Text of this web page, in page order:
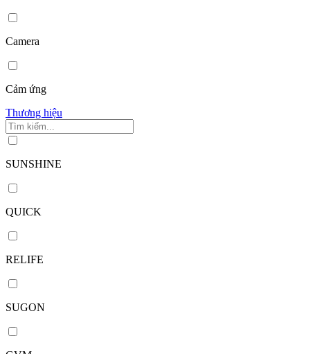
Camera
Cảm ứng
Thương hiệu
SUNSHINE
QUICK
RELIFE
SUGON